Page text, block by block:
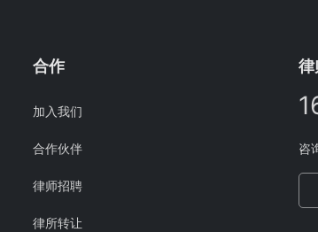
合作
加入我们
合作伙伴
律师招聘
律所转让
律
咨